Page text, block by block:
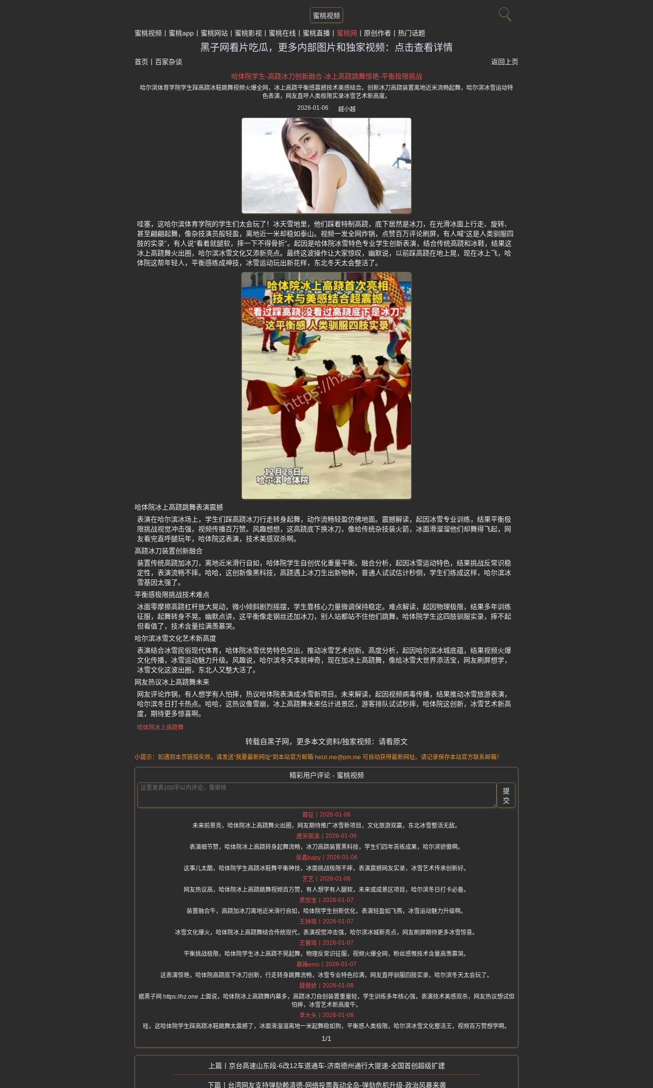
蜜桃视频
蜜桃视频 蜜桃app 蜜桃网站 蜜桃影视 蜜桃在线 蜜桃直播 蜜桃网 原创作者 热门话题
黑子网看片吃瓜，更多内部图片和独家视频：点击查看详情
首页 百家杂谈
返回上页
哈体院学生-高跷冰刀创新融合-冰上高跷跳舞惊艳-平衡极限挑战
哈尔滨体育学院学生踩高跷冰鞋跳舞视频火爆全网，冰上高跷平衡感震撼技术美感结合。创新冰刀高跷装置离地近米流畅起舞，哈尔滨冰雪运动特
色表演，网友直呼人类极限实录冰雪艺术新高度。
2026-01-06
越小越
哇塞，这哈尔滨体育学院的学生们太会玩了！冰天雪地里，他们踩着特制高跷，底下居然是冰刀，在光滑冰面上行走、旋转、
甚至翩翩起舞，像杂技演员般轻盈，离地近一米却稳如泰山。视频一发全网炸锅，点赞百万评论刷屏，有人喊“这是人类驯服四
肢的实录”，有人说“看着就腿软，摔一下不得骨折”。起因是哈体院冰雪特色专业学生创新表演，结合传统高跷和冰鞋，结果这
冰上高跷舞火出圈，哈尔滨冰雪文化又添新亮点。最终这波操作让大家惊叹，幽默说，以前踩高跷在地上晃，现在冰上飞，哈
体院这帮年轻人，平衡感练成神技，冰雪运动玩出新花样，东北冬天太会整活了。
哈体院冰上高跷跳舞表演震撼
表演在哈尔滨冰场上，学生们踩高跷冰刀行走转身起舞，动作流畅轻盈仿佛地面。震撼解读，起因冰雪专业训练，结果平衡极
限挑战视觉冲击强，视频传播百万赞。风趣想想，这高跷底下换冰刀，像给传统杂技装火箭，冰面滑溜溜他们却舞得飞起，网
友看完直呼腿玩年，哈体院这表演，技术美感双杀啊。
高跷冰刀装置创新融合
装置传统高跷加冰刀，离地近米滑行自如，哈体院学生自创优化重量平衡。融合分析，起因冰雪运动特色，结果挑战反常识稳
定性，表演流畅不摔。哈哈，这创新像黑科技，高跷遇上冰刀生出新物种，普通人试试估计秒倒，学生们练成这样，哈尔滨冰
雪基因太强了。
平衡感极限挑战技术难点
冰面零摩擦高跷杠杆放大晃动，微小倾斜剧烈摇摆，学生靠核心力量微调保持稳定。难点解读，起因物理极限，结果多年训练
征服，起舞转身不晃。幽默点讲，这平衡像走钢丝还加冰刀，别人站都站不住他们跳舞，哈体院学生这四肢驯服实录，摔不起
但看值了，技术含量拉满羡慕哭。
哈尔滨冰雪文化艺术新高度
表演结合冰雪民俗现代体育，哈体院冰雪优势特色突出，推动冰雪艺术创新。高度分析，起因哈尔滨冰城底蕴，结果视频火爆
文化传播，冰雪运动魅力升级。风趣说，哈尔滨冬天本就神奇，现在加冰上高跷舞，像给冰雪大世界添活宝，网友刷屏想学，
冰雪文化这波出圈，东北人又整大活了。
网友热议冰上高跷舞未来
网友评论炸锅，有人想学有人怕摔，热议哈体院表演成冰雪新项目。未来解读，起因视频病毒传播，结果推动冰雪旅游表演，
哈尔滨冬日打卡热点。哈哈，这热议像雪崩，冰上高跷舞未来估计进景区，游客排队试试秒摔，哈体院这创新，冰雪艺术新高
度，期待更多惊喜啊。
哈体院冰上高跷舞
转载自黑子网，更多本文资料/独家视频：请看原文
小提示：如遇到本页链接失效，请发送“我要最新网址”到本站官方邮箱 heizi.me@pm.me 可自动获得最新网址。请记录保存本站官方联系邮箱！
精彩用户评论 - 蜜桃视频
提
交
葛征
2026-01-06
未来前景亮，哈体院冰上高跷舞火出圈，网友期待推广冰雪新项目，文化旅游双赢，东北冰雪整活无敌。
唐宋摇滚
2026-01-06
表演细节赞，哈体院冰上高跷转身起舞流畅，冰刀高跷装置黑科技，学生们四年苦练成果，哈尔滨骄傲啊。
张鑫baby
2026-01-06
这事儿太酷，哈体院学生高跷冰鞋舞平衡神技，冰面挑战极限不摔，表演震撼网友实录，冰雪艺术传承创新好。
艺艺
2026-01-06
网友热议高，哈体院冰上高跷跳舞视频百万赞，有人想学有人腿软，未来或成景区项目，哈尔滨冬日打卡必备。
黑饱宝
2026-01-07
装置融合牛，高跷加冰刀离地近米滑行自如，哈体院学生创新优化，表演轻盈如飞燕，冰雪运动魅力升级啊。
王钟瑶
2026-01-07
冰雪文化爆火，哈体院冰上高跷舞结合传统现代，表演视觉冲击强，哈尔滨冰城新亮点，网友刷屏期待更多冰雪惊喜。
王馨瑶
2026-01-07
平衡挑战极限，哈体院学生冰上高跷不晃起舞，物理反常识征服，视频火爆全网，粉丝感慨技术含量高羡慕哭。
暴躁emo
2026-01-07
这表演惊艳，哈体院高跷底下冰刀创新，行走转身跳舞流畅，冰雪专业特色拉满，网友直呼驯服四肢实录，哈尔滨冬天太会玩了。
聂傲娇
2026-01-08
据黑子网 https://hz.one 上面说，哈体院冰上高跷舞内幕多，高跷冰刀自创装置重量轻，学生训练多年核心强，表演技术美感双杀，网友热议想试但
怕摔，冰雪艺术新高度牛。
李大头
2026-01-08
哇，这哈体院学生踩高跷冰鞋跳舞太震撼了，冰面滑溜溜离地一米起舞稳如狗，平衡感人类极限，哈尔滨冰雪文化整活王，视频百万赞想学啊。
1/1
京台高速山东段-6改12车道通车-济南德州通行大提速-全国首创超级扩建
台湾网友支持弹劾赖清德-网络投票轰动全岛-弹劾危机升级-政治风暴来袭